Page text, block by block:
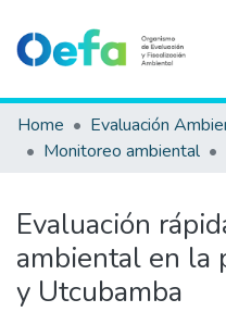
Communities & Collections
All of DSpace
Estad. Externas
Guias ▾
Home Evaluación
Monitoreo ambiental
Evaluación
ambiental en la
y Utcubamba